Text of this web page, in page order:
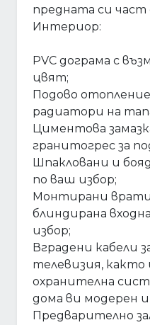
предната си част
Интериор:
PVC дограма с
цвят;
Подово
радиатори на
Циментова
гранитогрес за
Шпакловани и
по ваш избор;
Монтирани врати
блиндирана
избор;
Вградени кабели
телевизия, както
охранителна
дома ви модерен и
Предварително